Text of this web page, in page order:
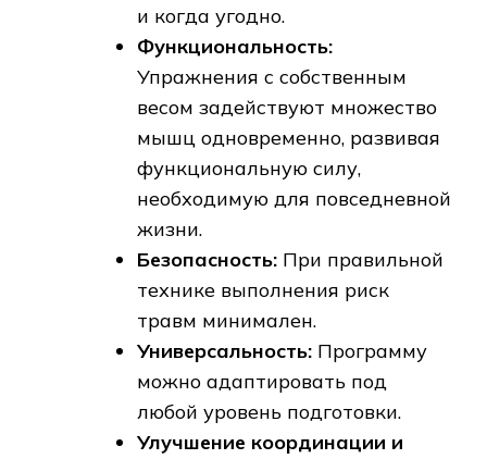
и когда угодно.
Функциональность:
Упражнения с собственным
весом задействуют множество
мышц одновременно, развивая
функциональную силу,
необходимую для повседневной
жизни.
Безопасность: При правильной
технике выполнения риск
травм минимален.
Универсальность: Программу
можно адаптировать под
любой уровень подготовки.
Улучшение координации и